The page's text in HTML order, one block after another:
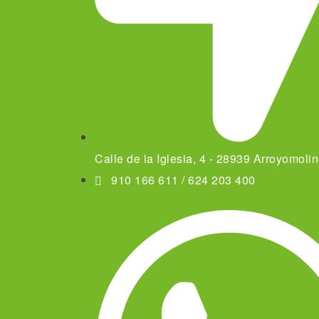
Calle de la Iglesia, 4 - 28939
910 166 611 / 624 203 400